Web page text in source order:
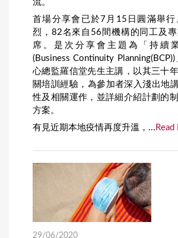
流。
首場分享會已於7月15日圓滿舉行
烈，82名來自56間機構的同工及
席。是次分享會主題為「持續
(Business Continuity
心總監羅信堂先生主講，以其三十
關培訓經驗，為參加者深入淺出地
性及相關運作，並詳細介紹計劃的
方案。
有見近期本地疫情再度升溫，...
29/06/2020